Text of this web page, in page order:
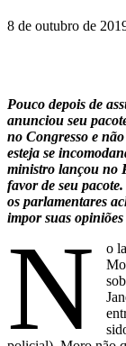
8 de outubro de
Pouco depois de
anunciou seu
no Congresso e
esteja se
ministro lançou no
favor de seu
os parlamentares
impor suas opiniões
N
o